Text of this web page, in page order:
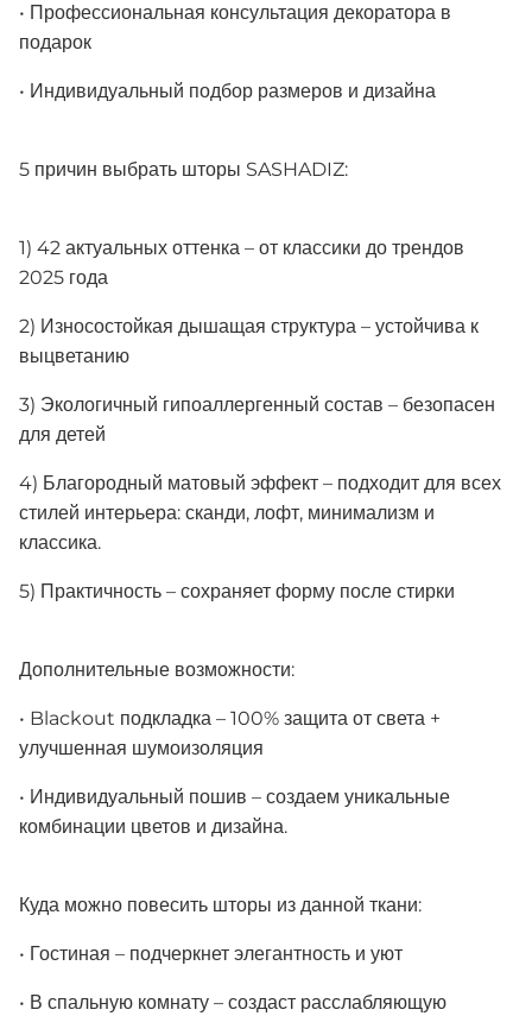
• Профессиональная консультация декоратора в
подарок
• Индивидуальный подбор размеров и дизайна
5 причин выбрать шторы SASHADIZ:
1) 42 актуальных оттенка – от классики до трендов
2025 года
2) Износостойкая дышащая структура – устойчива к
выцветанию
3) Экологичный гипоаллергенный состав – безопасен
для детей
4) Благородный матовый эффект – подходит для всех
стилей интерьера: сканди, лофт, минимализм и
классика.
5) Практичность – сохраняет форму после стирки
Дополнительные возможности:
• Blackout подкладка – 100% защита от света +
улучшенная шумоизоляция
• Индивидуальный пошив – создаем уникальные
комбинации цветов и дизайна.
Куда можно повесить шторы из данной ткани:
• Гостиная – подчеркнет элегантность и уют
• В спальную комнату – создаст расслабляющую